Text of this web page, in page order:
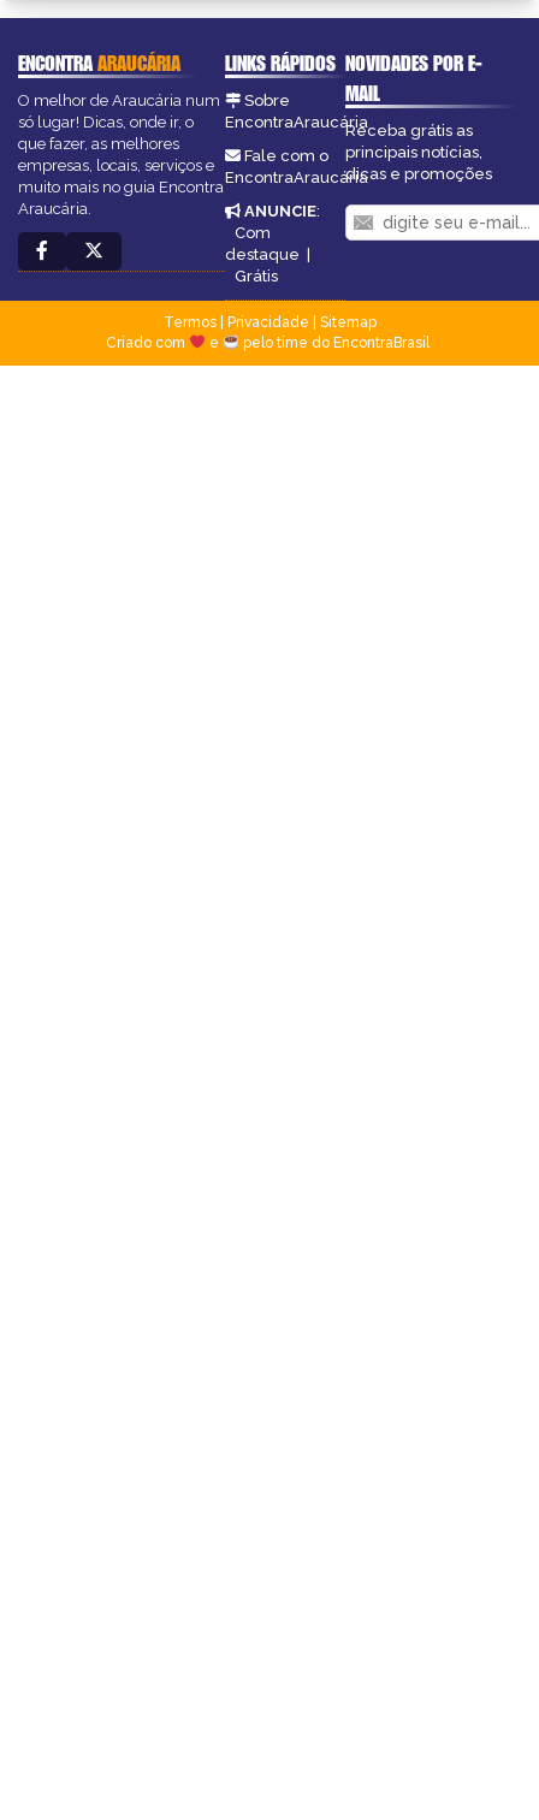
ENCONTRAARAUCÁRIA
O melhor de Araucária num
só lugar! Dicas, onde ir, o
que fazer, as melhores
empresas, locais, serviços e
muito mais no guia Encontra
Araucária.
LINKS RÁPIDOS
Sobre
EncontraAraucária
Fale com o
EncontraAraucária
ANUNCIE:
Com
destaque |
Grátis
NOVIDADES POR E-
MAIL
Receba grátis as
principais notícias,
dicas e promoções
Termos| Privacidade
Sitemap
Criado com
e pelo time do EncontraBrasil